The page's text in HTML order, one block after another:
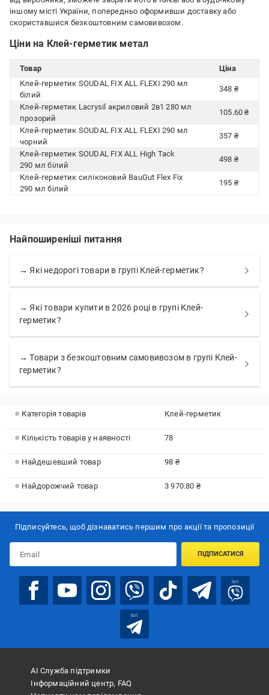
іншому місті України, попередньо оформивши доставку або
скориставшися безкоштовним самовивозом.
Ціни на Клей-герметик метал
Товар
Ціна
Клей-герметик SOUDAL FIX ALL FLEXI 290 мл
білий
348 ₴
Клей-герметик Lacrysil акриловий 2в1 280 мл
прозорий
105.60 ₴
Клей-герметик SOUDAL FIX ALL FLEXI 290 мл
чорний
357 ₴
Клей-герметик SOUDAL FIX ALL High Tack
290 мл білий
498 ₴
Клей-герметик силіконовий BauGut Flex Fix
290 мл білий
195 ₴
Найпоширеніші питання
→ Які недорогі товари в групі Клей-герметик?
→ Які товари купити в 2026 році в групі Клей-
герметик?
→ Товари з безкоштовним самовивозом в групі Клей-
герметик?
⭐ Категорія товарів Клей-герметик
⭐ Кількість товарів у наявності 78
⭐ Найдешевший товар 98 ₴
⭐ Найдорожчий товар 3 970.80 ₴
Підписуйтесь, щоб дізнаватись першим про акції та пропозиції
ПІДПИСАТИСЯ
bot
bot
АІ Служба підтримки
Інформаційний центр, FAQ